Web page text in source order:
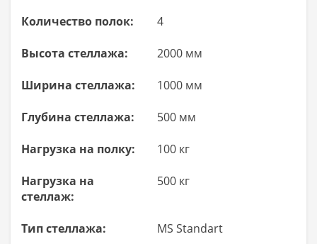
Количество полок: 4
Высота стеллажа: 2000 мм
Ширина стеллажа: 1000 мм
Глубина стеллажа: 500 мм
Нагрузка на полку: 100 кг
Нагрузка на
стеллаж:
500 кг
Тип стеллажа: MS Standart